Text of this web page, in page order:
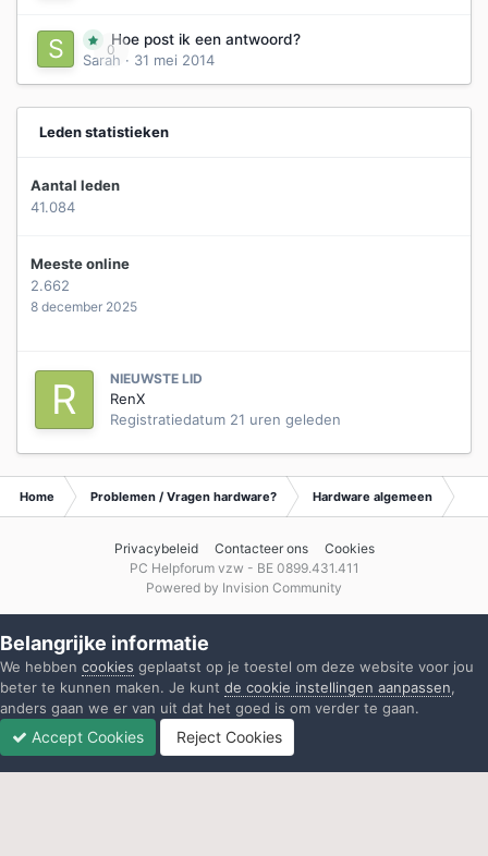
0
Hoe post ik een antwoord?
Sarah · 31 mei 2014
Leden statistieken
Aantal leden
41.084
Meeste online
2.662
8 december 2025
NIEUWSTE LID
RenX
Registratiedatum 21 uren geleden
Home Problemen / Vragen hardware? Hardware algemeen
Privacybeleid Contacteer ons
Cookies
PC Helpforum vzw - BE 0899.431.411
Powered by Invision Community
Belangrijke informatie
We hebben cookies geplaatst op je toestel om deze website voor jou
beter te kunnen maken. Je kunt de cookie instellingen aanpassen,
anders gaan we er van uit dat het goed is om verder te gaan.
Accept Cookies Reject Cookies
Ongelezen